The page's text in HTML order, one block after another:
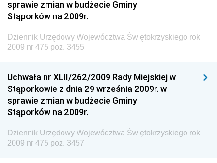
Dziennik Urzędowy Ministra Gospodarki Morskiej i
Dziennik Urzędowy Ministra Energii
Dziennik Urzędowy Ministra Sprawiedliwości
Dziennik Urzędowy Ministra Rozwoju i Finansów
Dziennik Urzędowy Wyższego Urzędu Górniczego
Dziennik Urzędowy Prezesa Urzędu Transportu
Kolejowego
sprawie zmian w budżecie Gminy
Stąporków na 2009r.
Dziennik Urzędowy Województwa Świętokrzyskiego rok
2009 nr 475 poz. 3455
Uchwała nr XLII/262/2009 Rady Miejskiej w
Stąporkowie z dnia 29 września 2009r. w
sprawie zmian w budżecie Gminy
Stąporków na 2009r.
Dziennik Urzędowy Województwa Świętokrzyskiego rok
2009 nr 475 poz. 3457